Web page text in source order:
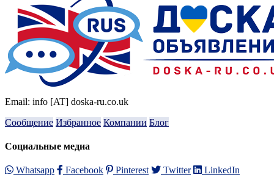
Email: info [AT] doska-ru.co.uk
Сообщение Избранное Компании Блог
Социальные медиа
Whatsapp Facebook Pinterest Twitter LinkedIn